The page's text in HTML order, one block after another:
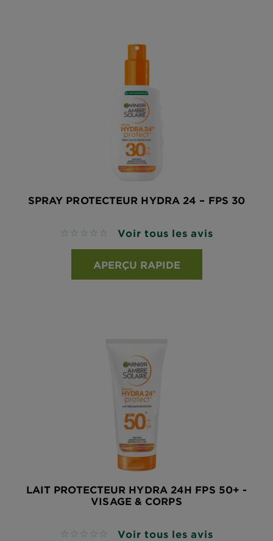
SPRAY PROTECTEUR HYDRA 24 – FPS 30
No reviews Voir tous les avis
APERÇU RAPIDE
LAIT PROTECTEUR HYDRA 24H FPS 50+ -
VISAGE & CORPS
No reviews Voir tous les avis